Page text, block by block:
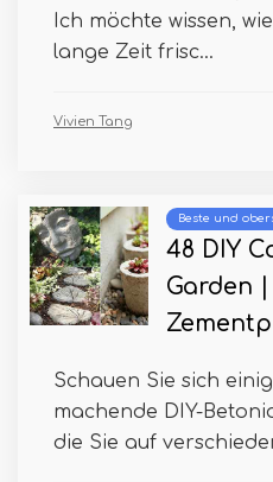
Ich möchte wissen,
lange Zeit frisc...
Vivien Tang
Beste und
48 DIY
Garden |
Schauen Sie sich
machende DIY-
die Sie auf